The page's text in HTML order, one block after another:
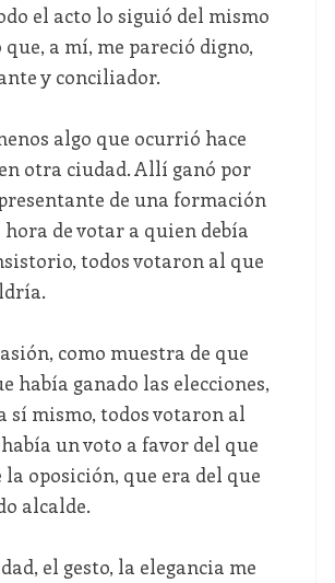
el acto lo siguió del mismo
que, a mí, me pareció digno,
y conciliador.
algo que ocurrió hace
otra ciudad. Allí ganó por
de una formación
de votar a quien debía
todos votaron al que
como muestra de que
había ganado las elecciones,
sí mismo, todos votaron al
un voto a favor del que
la oposición, que era del que
alcalde.
el gesto, la elegancia me